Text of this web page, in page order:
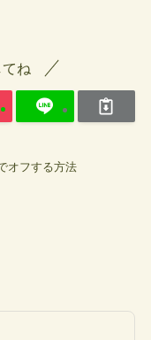
ね
オフする方法